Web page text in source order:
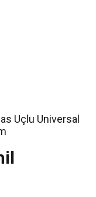
Uçlu Universal